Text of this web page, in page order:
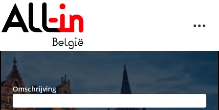
Omschrijving